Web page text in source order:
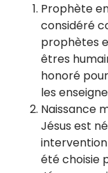
Prophète
considéré
prophètes
êtres
honoré
les
Naissance
Jésus est
intervention
été choisie